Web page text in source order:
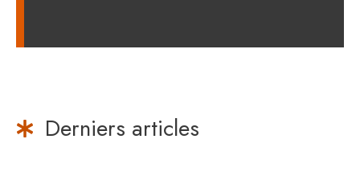
Derniers articles